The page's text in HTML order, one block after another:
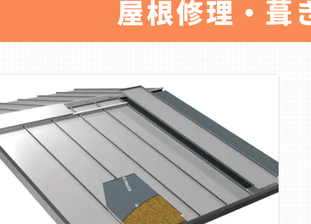
屋根修理・葺